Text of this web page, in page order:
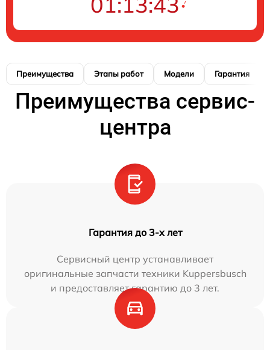
Преимущества Этапы работ Модели Гарантия
Преимущества сервис-
центра
Гарантия до 3-х лет
Сервисный центр устанавливает
оригинальные запчасти техники Kuppersbusch
и предоставляет гарантию до 3 лет.